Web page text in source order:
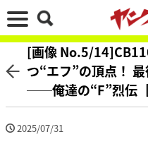
[画像 No.5/
つ“エフ”の頂点！
──俺達の“F”烈伝
2025/07/31